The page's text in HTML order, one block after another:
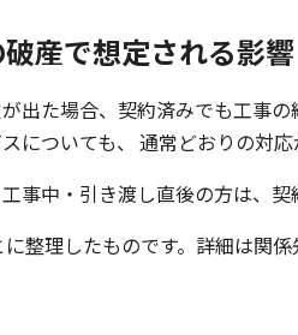
産で想定される影響
出た場合、契約済みでも工事
についても、 通常どおりの対応
事中・引き渡し直後の方は、
整理したものです。詳細は関係